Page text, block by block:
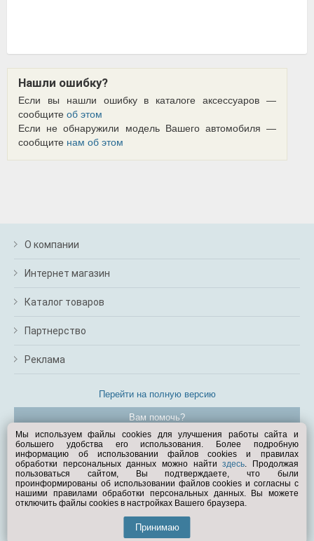
Нашли ошибку?
Если вы нашли ошибку в каталоге аксессуаров —
сообщите об этом
Если не обнаружили модель Вашего автомобиля —
сообщите нам об этом
О компании
Интернет магазин
Каталог товаров
Партнерство
Реклама
Перейти на полную версию
Вам помочь?
© Exist.ru 1998—2026
Мы используем файлы cookies для улучшения работы сайта и
большего удобства его использования. Более подробную
информацию об использовании файлов cookies и правилах
обработки персональных данных можно найтиздесь. Продолжая
пользоваться сайтом, Вы подтверждаете, что были
проинформированы об использовании файлов cookies и согласны с
нашими правилами обработки персональных данных. Вы можете
отключить файлы cookies в настройках Вашего браузера.
Принимаю